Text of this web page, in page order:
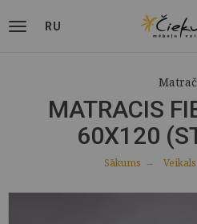
RU
MATRACIS
60X120
Sākums Veikals